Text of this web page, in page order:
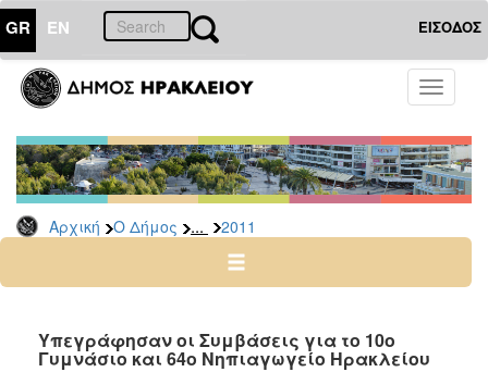
GR EN ΕΙΣΟΔΟΣ
Toggle
Αρχική Ο Δήμος ... 2011
ΔΗΜΟΣ
Δελτία
Τύπου
Αρχείο
2026
2024
2022
Υπεγράφησαν οι Συμβάσεις για το 10ο
Γυμνάσιο και 64ο Νηπιαγωγείο Ηρακλείου